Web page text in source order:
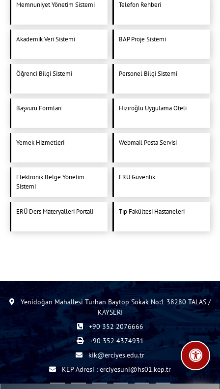
Memnuniyet Yönetim Sistemi Telefon Rehberi
Akademik Veri Sistemi BAP Proje Sistemi
Öğrenci Bilgi Sistemi Personel Bilgi Sistemi
Başvuru Formları Hızıroğlu Uygulama Oteli
Yemek Hizmetleri Webmail Posta Servisi
Elektronik Belge Yönetim
Sistemi
ERÜ Güvenlik
ERÜ Ders Materyalleri Portali Tıp Fakültesi Hastaneleri
Yenidoğan Mahallesi Turhan Baytop Sokak No:1 38280 TALAS /
KAYSERİ
+90 352 2076666
+90 352 4374931
kik@erciyes.edu.tr
KEP Adresi : erciyesuni@hs01.kep.tr